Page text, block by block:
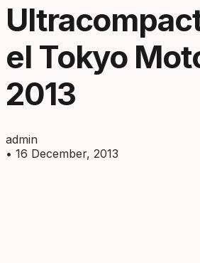
el Tokyo
2013
admin
• 16 December, 2013